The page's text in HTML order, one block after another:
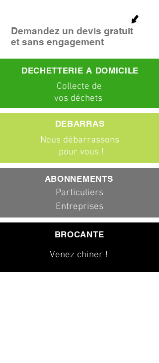
Demandez un devis gratuit
et sans engagement
DECHETTERIE A DOMICILE
Collecte de
vos déchets
Nous débarrassons
pour vous !
DEBARRAS
ABONNEMENTS
Particuliers
Entreprises
BROCANTE
Venez chiner !